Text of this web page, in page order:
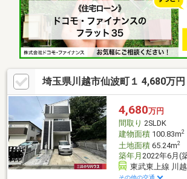
暖房換気乾燥機※東田町地区地区計画により建
率150％に制限■ ご希望の住まい探しをお手伝い
━━━━━・・・物件の詳細・ご相談はお気軽に
ださい。
埼玉県川越市仙波町１ 4,680万
4,680万円
間取り 2SLDK
建物面積100.83m2
土地面積65.24m2
築年月 2022年6月(
東武東上線 川
その他の交通